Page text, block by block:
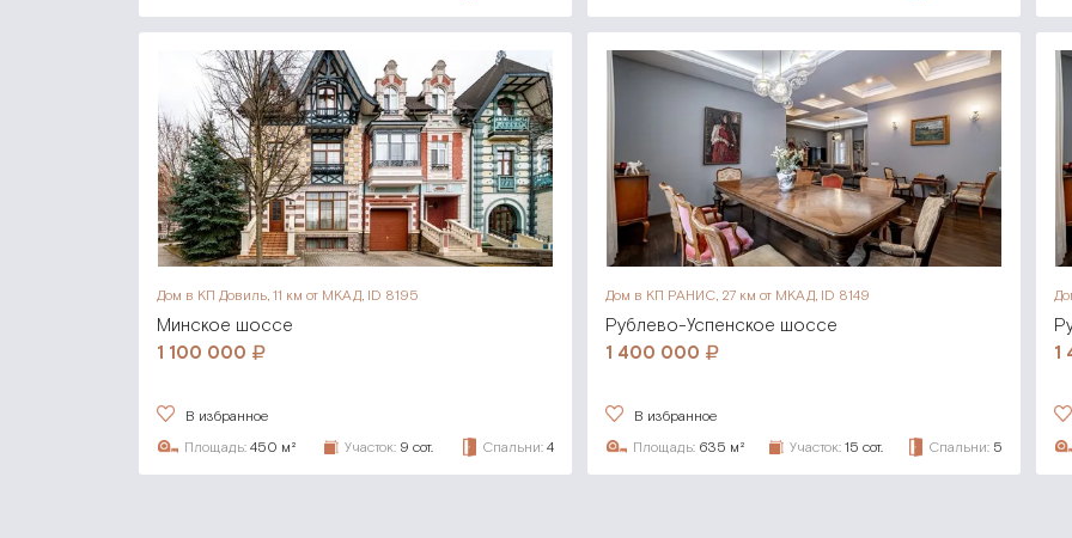
Дом в КП Довиль,11 км от МКАД, ID 8195
Минское шоссе
1 100 000
В избранное
Площадь: 450 м² Участок: 9 сот. Спальни: 4
Дом в КП РАНИС, 27 км от МКАД, ID 8149
Рублево-Успенское шоссе
1 400 000
В избранное
Площадь: 635 м² Участок: 15 сот. Спальни: 5
1